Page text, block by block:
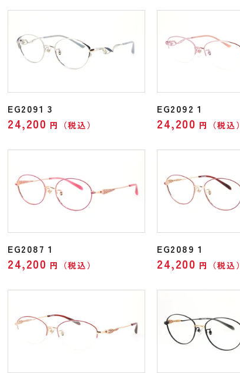
EG2091 3
24,200 円（税込）
EG2092 1
24,200 円（税込）
EG2087 1
24,200 円（税込）
EG2089 1
24,200 円（税込）